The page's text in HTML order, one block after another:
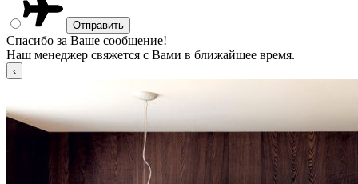
Спасибо за Ваше сообщение!
Наш менеджер свяжется с Вами в ближайшее время.